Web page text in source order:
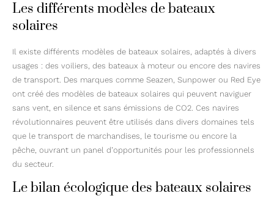
Les différents modèles de bateaux
solaires
Il existe différents modèles de bateaux solaires, adaptés à divers
usages : des voiliers, des bateaux à moteur ou encore des navires
de transport. Des marques comme Seazen, Sunpower ou Red Eye
ont créé des modèles de bateaux solaires qui peuvent naviguer
sans vent, en silence et sans émissions de CO2. Ces navires
révolutionnaires peuvent être utilisés dans divers domaines tels
que le transport de marchandises, le tourisme ou encore la
pêche, ouvrant un panel d’opportunités pour les professionnels
du secteur.
Le bilan écologique des bateaux solaires